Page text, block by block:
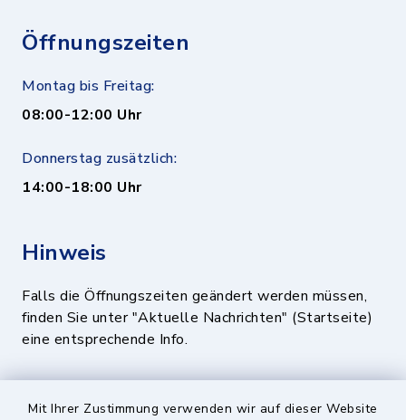
Mit Ihrer Zustimmung verwenden wir auf dieser Website
Öffnungszeiten
Montag bis Freitag:
08:00-12:00 Uhr
Donnerstag zusätzlich:
14:00-18:00 Uhr
Hinweis
Falls die Öffnungszeiten geändert werden müssen,
finden Sie unter "Aktuelle Nachrichten" (Startseite)
eine entsprechende Info.
Quicklinks